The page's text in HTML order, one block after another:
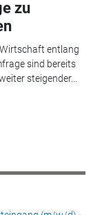
zu
entlang
sind bereits
steigender...